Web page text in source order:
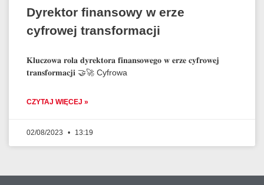
Dyrektor finansowy w erze
cyfrowej transformacji
𝐊𝐥𝐮𝐜𝐳𝐨𝐰𝐚 𝐫𝐨𝐥𝐚 𝐝𝐲𝐫𝐞𝐤𝐭𝐨𝐫𝐚 𝐟𝐢𝐧𝐚𝐧𝐬𝐨𝐰𝐞𝐠𝐨 𝐰 𝐞𝐫𝐳𝐞 𝐜𝐲𝐟𝐫𝐨𝐰𝐞𝐣
𝐭𝐫𝐚𝐧𝐬𝐟𝐨𝐫𝐦𝐚𝐜𝐣𝐢 🤝🚀 Cyfrowa
CZYTAJ WIĘCEJ »
02/08/2023 13:19